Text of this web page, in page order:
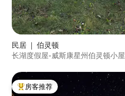
民居 ｜ 伯灵顿
长湖度假屋-威斯康星州伯灵顿小屋
热门「房客推荐」
房客推荐